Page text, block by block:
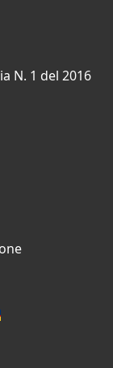
N. 1 del 2016